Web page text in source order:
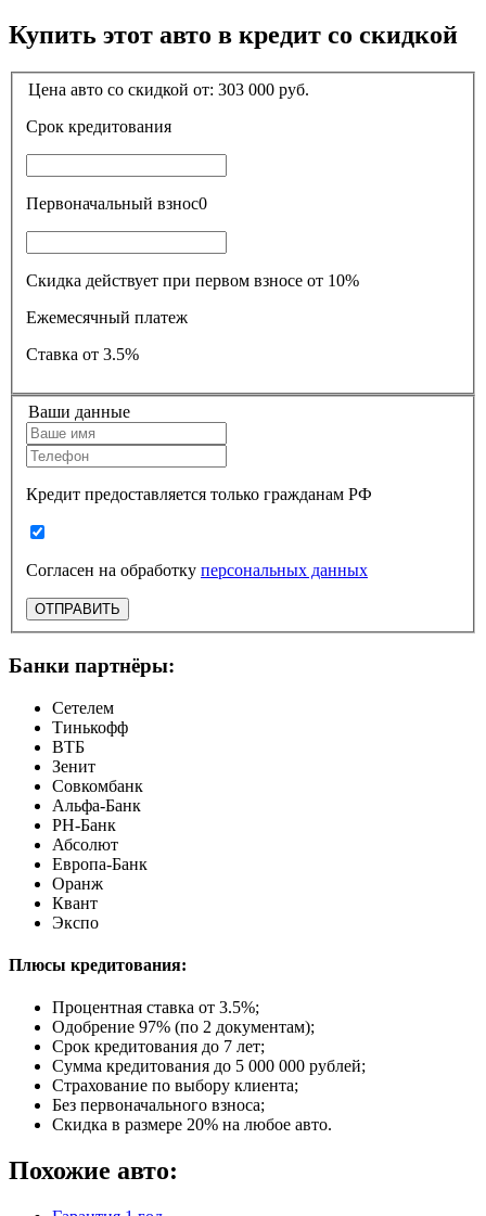
Купить этот авто в кредит со скидкой
Цена авто со скидкой от: 303 000 руб.
Срок кредитования
Первоначальный взнос0
Скидка действует при первом взносе от 10%
Ежемесячный платеж
Ставка от 3.5%
Ваши данные
Кредит предоставляется только гражданам РФ
Согласен на обработку персональных данных
ОТПРАВИТЬ
Банки партнёры:
Сетелем
Тинькофф
ВТБ
Зенит
Совкомбанк
Альфа-Банк
РН-Банк
Абсолют
Европа-Банк
Оранж
Квант
Экспо
Плюсы кредитования:
Процентная ставка от 3.5%;
Одобрение 97% (по 2 документам);
Срок кредитования до 7 лет;
Сумма кредитования до 5 000 000 рублей;
Страхование по выбору клиента;
Без первоначального взноса;
Скидка в размере 20% на любое авто.
Похожие авто: